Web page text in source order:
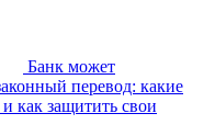
Банк может
перевод: какие
как защитить свои